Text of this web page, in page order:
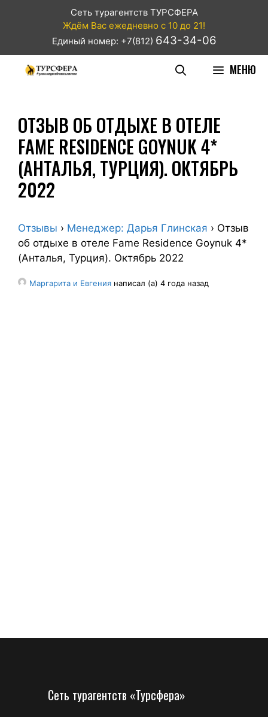
Сеть турагентств ТУРСФЕРА
Ждём Вас ежедневно с 10 до 21!
Единый номер: +7(812) 643-34-06
МЕНЮ
ОТЗЫВ ОБ ОТДЫХЕ В ОТЕЛЕ
FAME RESIDENCE GOYNUK 4*
(АНТАЛЬЯ, ТУРЦИЯ). ОКТЯБРЬ
2022
Отзывы › Менеджер: Дарья Глинская › Отзыв
об отдыхе в отеле Fame Residence Goynuk 4*
(Анталья, Турция). Октябрь 2022
Маргарита и Евгения написал (а) 4 года назад
Сеть турагентств «Турсфера»